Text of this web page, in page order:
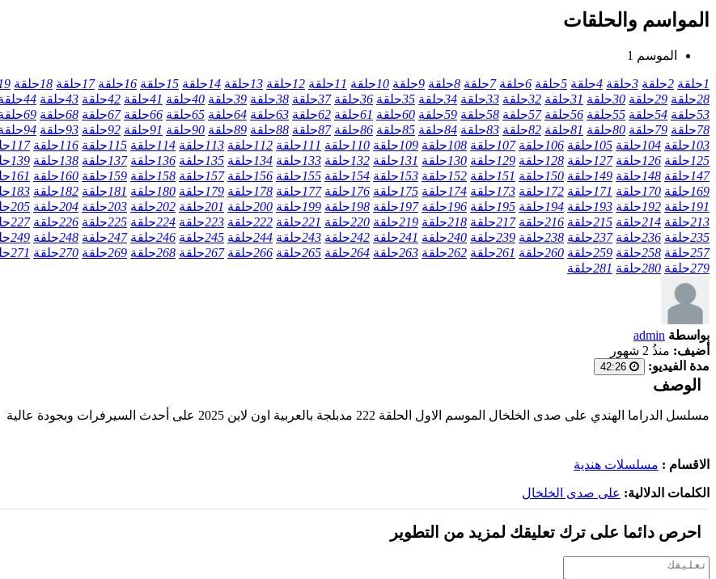
المواسم والحلقات
الموسم 1
1حلقة 2حلقة 3حلقة 4حلقة 5حلقة 6حلقة 7حلقة 8حلقة 9حلقة 10حلقة 11حلقة 12حلقة 13حلقة 14حلقة 15حلقة 16حلقة 17حلقة 18حلقة 19
28حلقة 29حلقة 30حلقة 31حلقة 32حلقة 33حلقة 34حلقة 35حلقة 36حلقة 37حلقة 38حلقة 39حلقة 40حلقة 41حلقة 42حلقة 43حلقة 44
53حلقة 54حلقة 55حلقة 56حلقة 57حلقة 58حلقة 59حلقة 60حلقة 61حلقة 62حلقة 63حلقة 64حلقة 65حلقة 66حلقة 67حلقة 68حلقة 69
78حلقة 79حلقة 80حلقة 81حلقة 82حلقة 83حلقة 84حلقة 85حلقة 86حلقة 87حلقة 88حلقة 89حلقة 90حلقة 91حلقة 92حلقة 93حلقة 94
103حلقة 104حلقة 105حلقة 106حلقة 107حلقة 108حلقة 109حلقة 110حلقة 111حلقة 112حلقة 113حلقة 114حلقة 115حلقة 116حلقة 117
125حلقة 126حلقة 127حلقة 128حلقة 129حلقة 130حلقة 131حلقة 132حلقة 133حلقة 134حلقة 135حلقة 136حلقة 137حلقة 138حلقة 139
147حلقة 148حلقة 149حلقة 150حلقة 151حلقة 152حلقة 153حلقة 154حلقة 155حلقة 156حلقة 157حلقة 158حلقة 159حلقة 160حلقة 161
169حلقة 170حلقة 171حلقة 172حلقة 173حلقة 174حلقة 175حلقة 176حلقة 177حلقة 178حلقة 179حلقة 180حلقة 181حلقة 182حلقة 183
191حلقة 192حلقة 193حلقة 194حلقة 195حلقة 196حلقة 197حلقة 198حلقة 199حلقة 200حلقة 201حلقة 202حلقة 203حلقة 204حلقة 205
213حلقة 214حلقة 215حلقة 216حلقة 217حلقة 218حلقة 219حلقة 220حلقة 221حلقة 222حلقة 223حلقة 224حلقة 225حلقة 226حلقة 227
235حلقة 236حلقة 237حلقة 238حلقة 239حلقة 240حلقة 241حلقة 242حلقة 243حلقة 244حلقة 245حلقة 246حلقة 247حلقة 248حلقة 249
257حلقة 258حلقة 259حلقة 260حلقة 261حلقة 262حلقة 263حلقة 264حلقة 265حلقة 266حلقة 267حلقة 268حلقة 269حلقة 270حلقة 271
279حلقة 280حلقة 281حلقة
بواسطة admin
أضيف: منذُ 2 شهور
مدة الفيديو:
الوصف
مسلسل الدراما الهندي على صدى الخلخال الموسم الاول الحلقة 222 مدبلجة بالعربية اون لاين 2025 على أحدث السيرفرات وبجودة عالية
الاقسام : مسلسلات هندية
الكلمات الدلالية: على صدى الخلخال
احرص دائما على ترك تعليقك لمزيد من التطوير